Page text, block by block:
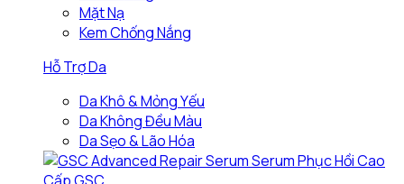
Mặt Nạ
Kem Chống Nắng
Hỗ Trợ Da
Da Khô & Mỏng Yếu
Da Không Đều Màu
Da Sẹo & Lão Hóa